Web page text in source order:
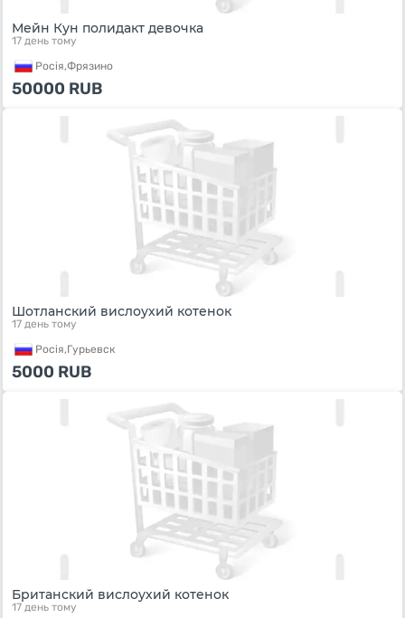
Мейн Кун полидакт девочка
17 день тому
Росiя,Фрязино
50000 RUB
Шотланский вислоухий котенок
17 день тому
Росiя,Гурьевск
5000 RUB
Британский вислоухий котенок
17 день тому